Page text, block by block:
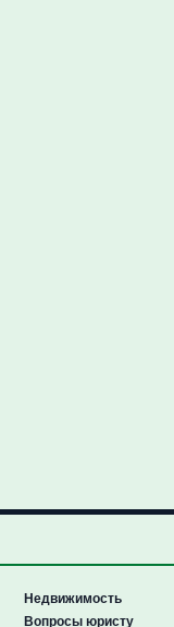
Недвижимость
Вопросы юристу